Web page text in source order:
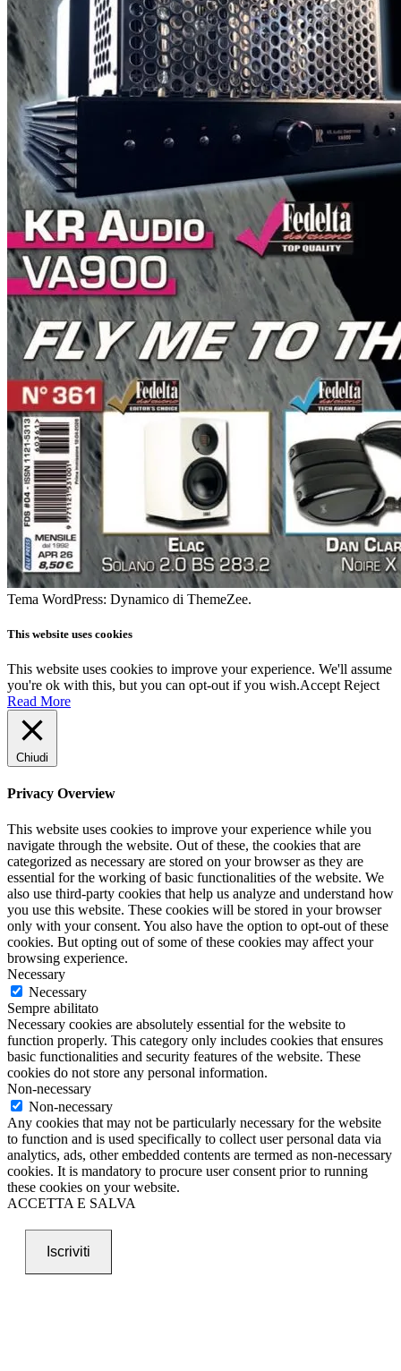
Tema WordPress: Dynamico di ThemeZee.
This website uses cookies
This website uses cookies to improve your experience. We'll assume
you're ok with this, but you can opt-out if you wish.Accept Reject
Read More
Chiudi
Privacy Overview
This website uses cookies to improve your experience while you
navigate through the website. Out of these, the cookies that are
categorized as necessary are stored on your browser as they are
essential for the working of basic functionalities of the website. We
also use third-party cookies that help us analyze and understand how
you use this website. These cookies will be stored in your browser
only with your consent. You also have the option to opt-out of these
cookies. But opting out of some of these cookies may affect your
browsing experience.
Necessary
Necessary
Sempre abilitato
Necessary cookies are absolutely essential for the website to
function properly. This category only includes cookies that ensures
basic functionalities and security features of the website. These
cookies do not store any personal information.
Non-necessary
Non-necessary
Any cookies that may not be particularly necessary for the website
to function and is used specifically to collect user personal data via
analytics, ads, other embedded contents are termed as non-necessary
cookies. It is mandatory to procure user consent prior to running
these cookies on your website.
ACCETTA E SALVA
Iscriviti